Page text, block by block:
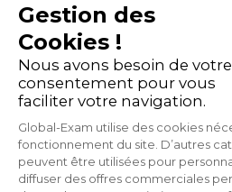
Formarse con Exam
Formarse con Business
Cursos virtuales
Los estudiantes
Mis herramientas
Gestion des
Cookies !
Nous avons besoin de votre
consentement pour vous
faciliter votre navigation.
Global-Exam utilise des cookies
fonctionnement du site. D’autres
peuvent être utilisées pour
diffuser des offres commerciales